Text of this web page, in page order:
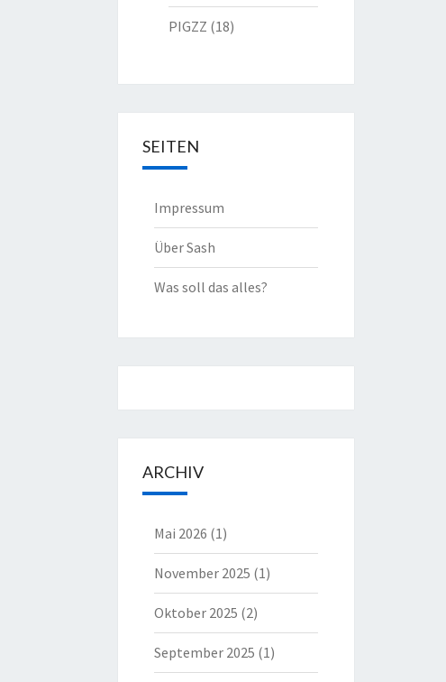
PIGZZ (18)
SEITEN
Impressum
Über Sash
Was soll das alles?
ARCHIV
Mai 2026 (1)
November 2025 (1)
Oktober 2025 (2)
September 2025 (1)